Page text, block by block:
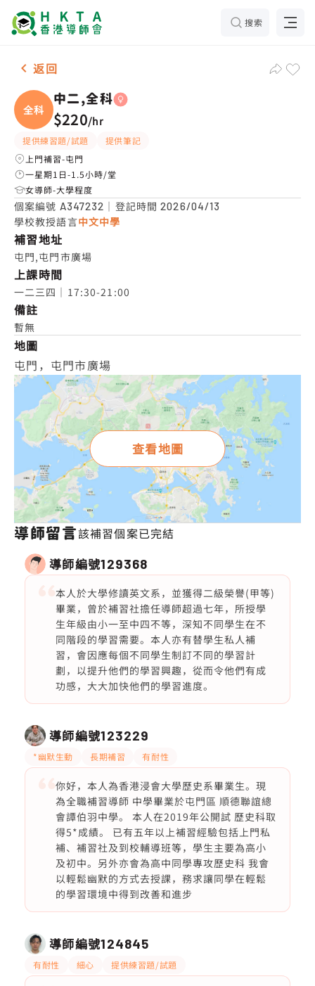
搜索
女-1名 中二,全科，屯門 補習推介
返回
全科
中二,全科
$220/hr
提供練習題/試題
提供筆記
上門補習-屯門
一星期1日-1.5小時/堂
女導師-大學程度
個案編號 A347232 ｜登記時間2026/04/13
學校教授語言中文中學
補習地址
屯門,屯門市廣場
上課時間
一二三四｜17:30-21:00
備註
暫無
地圖
屯門，屯門市廣場
查看地圖
導師留言該補習個案已完結
導師編號129368
本人於大學修讀英文系，並獲得二級榮譽(甲等)
畢業，曾於補習社擔任導師超過七年，所授學
生年級由小一至中四不等，深知不同學生在不
同階段的學習需要。本人亦有替學生私人補
習，會因應每個不同學生制訂不同的學習計
劃，以提升他們的學習興趣，從而令他們有成
功感，大大加快他們的學習進度。
導師編號123229
*幽默生動 長期補習 有耐性
你好，本人為香港浸會大學歷史系畢業生。現
為全職補習導師 中學畢業於屯門區 順德聯誼總
會譚伯羽中學。 本人在2019年公開試 歷史科取
得5*成績。 已有五年以上補習經驗包括上門私
補、補習社及到校輔導班等，學生主要為高小
及初中。另外亦會為高中同學專攻歷史科 我會
以輕鬆幽默的方式去授課，務求讓同學在輕鬆
的學習環境中得到改善和進步
導師編號124845
有耐性 細心 提供練習題/試題